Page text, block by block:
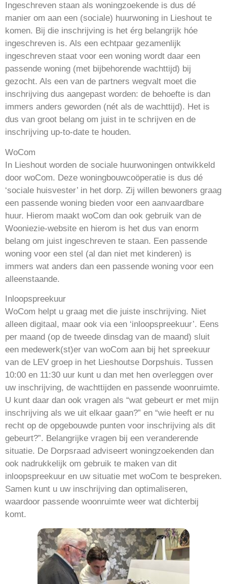
Ingeschreven staan als woningzoekende is dus dé
manier om aan een (sociale) huurwoning in Lieshout te
komen. Bij die inschrijving is het érg belangrijk hóe
ingeschreven is. Als een echtpaar gezamenlijk
ingeschreven staat voor een woning wordt daar een
passende woning (met bijbehorende wachttijd) bij
gezocht. Als een van de partners wegvalt moet die
inschrijving dus aangepast worden: de behoefte is dan
immers anders geworden (nét als de wachttijd). Het is
dus van groot belang om juist in te schrijven en de
inschrijving up-to-date te houden.
WoCom
In Lieshout worden de sociale huurwoningen ontwikkeld
door woCom. Deze woningbouwcoöperatie is dus dé
‘sociale huisvester’ in het dorp. Zij willen bewoners graag
een passende woning bieden voor een aanvaardbare
huur. Hierom maakt woCom dan ook gebruik van de
Wooniezie-website en hierom is het dus van enorm
belang om juist ingeschreven te staan. Een passende
woning voor een stel (al dan niet met kinderen) is
immers wat anders dan een passende woning voor een
alleenstaande.
Inloopspreekuur
WoCom helpt u graag met die juiste inschrijving. Niet
alleen digitaal, maar ook via een ‘inloopspreekuur’. Eens
per maand (op de tweede dinsdag van de maand) sluit
een medewerk(st)er van woCom aan bij het spreekuur
van de LEV groep in het Lieshoutse Dorpshuis. Tussen
10:00 en 11:30 uur kunt u dan met hen overleggen over
uw inschrijving, de wachttijden en passende woonruimte.
U kunt daar dan ook vragen als “wat gebeurt er met mijn
inschrijving als we uit elkaar gaan?” en “wie heeft er nu
recht op de opgebouwde punten voor inschrijving als dit
gebeurt?”. Belangrijke vragen bij een veranderende
situatie. De Dorpsraad adviseert woningzoekenden dan
ook nadrukkelijk om gebruik te maken van dit
inloopspreekuur en uw situatie met woCom te bespreken.
Samen kunt u uw inschrijving dan optimaliseren,
waardoor passende woonruimte weer wat dichterbij
komt.